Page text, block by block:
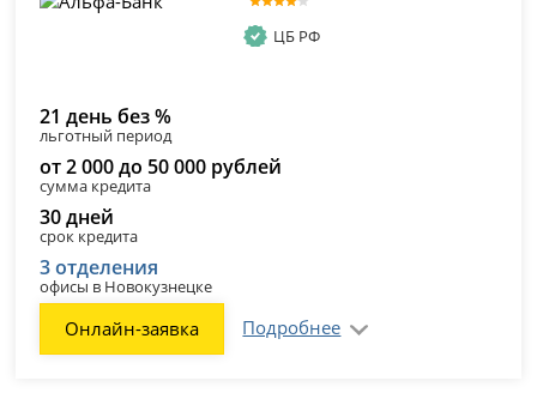
ЦБ РФ
21 день без %
льготный период
от 2 000 до 50 000 рублей
сумма кредита
30 дней
срок кредита
3 отделения
офисы в Новокузнецке
Онлайн-заявка Подробнее